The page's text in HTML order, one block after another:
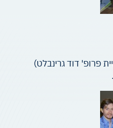
פרופ' דוד גרינבלט)